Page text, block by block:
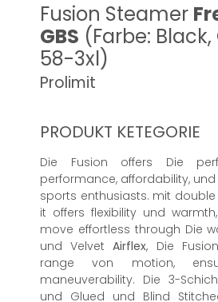
Fusion Steamer
GBS (Farbe: Black,
58-3xl)
Prolimit
PRODUKT KETEGORIE
Die Fusion offers Die
performance, affordability,
sports enthusiasts. mit
it offers flexibility und
move effortless through Die
und VelvetAirflex, Die
range von motion,
maneuverability. Die 3-
und Glued und Blind